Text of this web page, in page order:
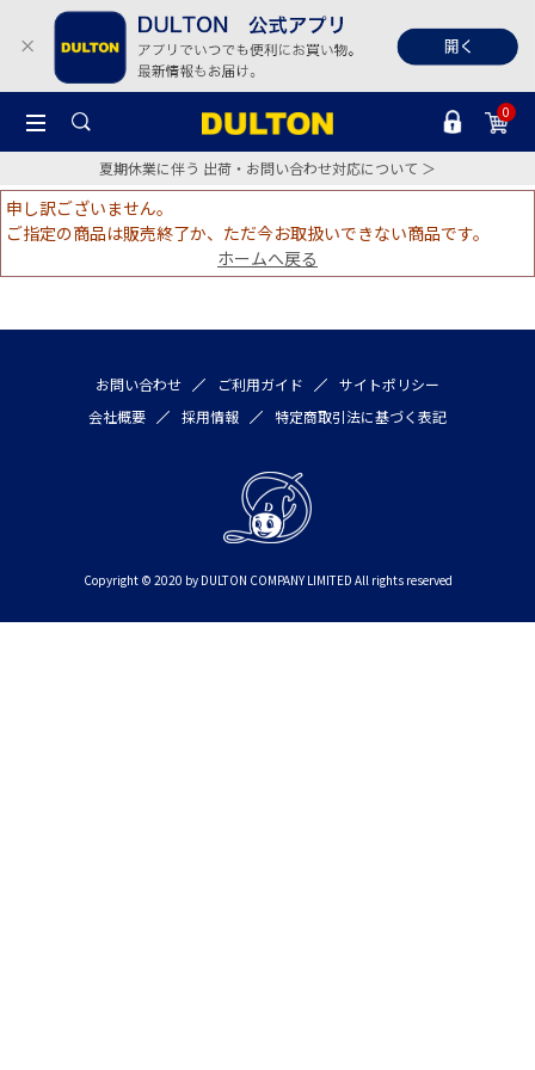
0
夏期休業に伴う 出荷・お問い合わせ対応について ＞
申し訳ございません。
ご指定の商品は販売終了か、ただ今お取扱いできない商品です。
ホームへ戻る
お問い合わせ ご利用ガイド
サイトポリシー
会社概要
採用情報 特定商取引法に基づく表記
Copyright © 2020 by DULTON COMPANY LIMITED All rights reserved